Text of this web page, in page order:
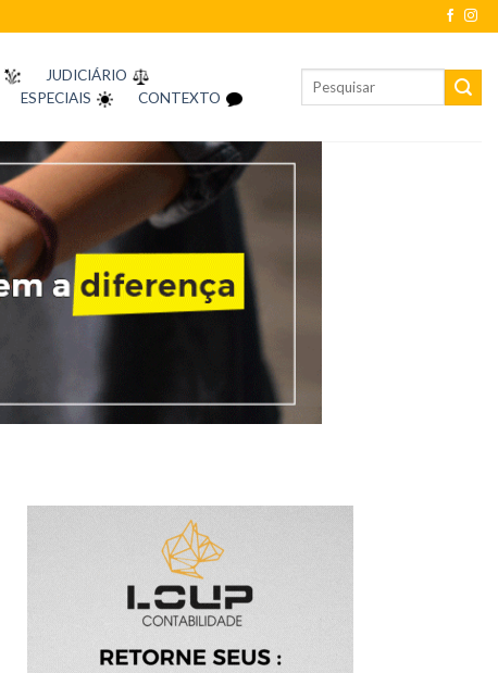
JUDICIÁRIO
ESPECIAIS CONTEXTO